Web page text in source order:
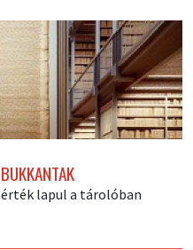
lapul a tárolóban